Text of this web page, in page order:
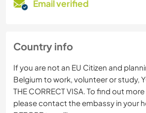
Email verified
Country info
If you are not an EU Citizen and
Belgium to work, volunteer or study,
THE CORRECT VISA. To find out
please contact the embassy in your